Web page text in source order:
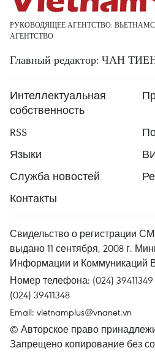
РУКОВОДЯЩЕЕ АГЕНТСТВО:
АГЕНТСТВО
Главный редактор: ЧАН
Интеллектуальная
собственность
RSS
Языки
Служба новостей
Контакты
Свидельство о регистрации
выдано 11 сентября, 2008 г.
Информации и Коммуникаций
Номер телефона: (024) 39411349
(024) 39411348
Email: vietnamplus@vnanet.vn
© Авторское право
Запрещено копирование без